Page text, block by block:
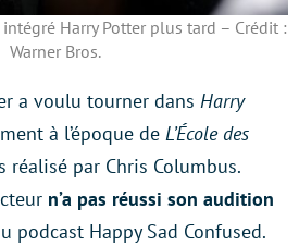
intégré Harry Potter plus tard – Crédit :
Warner Bros.
a voulu tourner dans Harry
à l’époque de L’École des
réalisé par Chris Columbus.
n’a pas réussi son audition
podcast Happy Sad Confused.